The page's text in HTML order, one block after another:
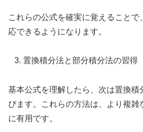
これらの公式を確実に覚えること
応できるようになります。
置換積分法と部分積分法の習得
基本公式を理解したら、次は置換積
びます。これらの方法は、より複雑
に有用です。